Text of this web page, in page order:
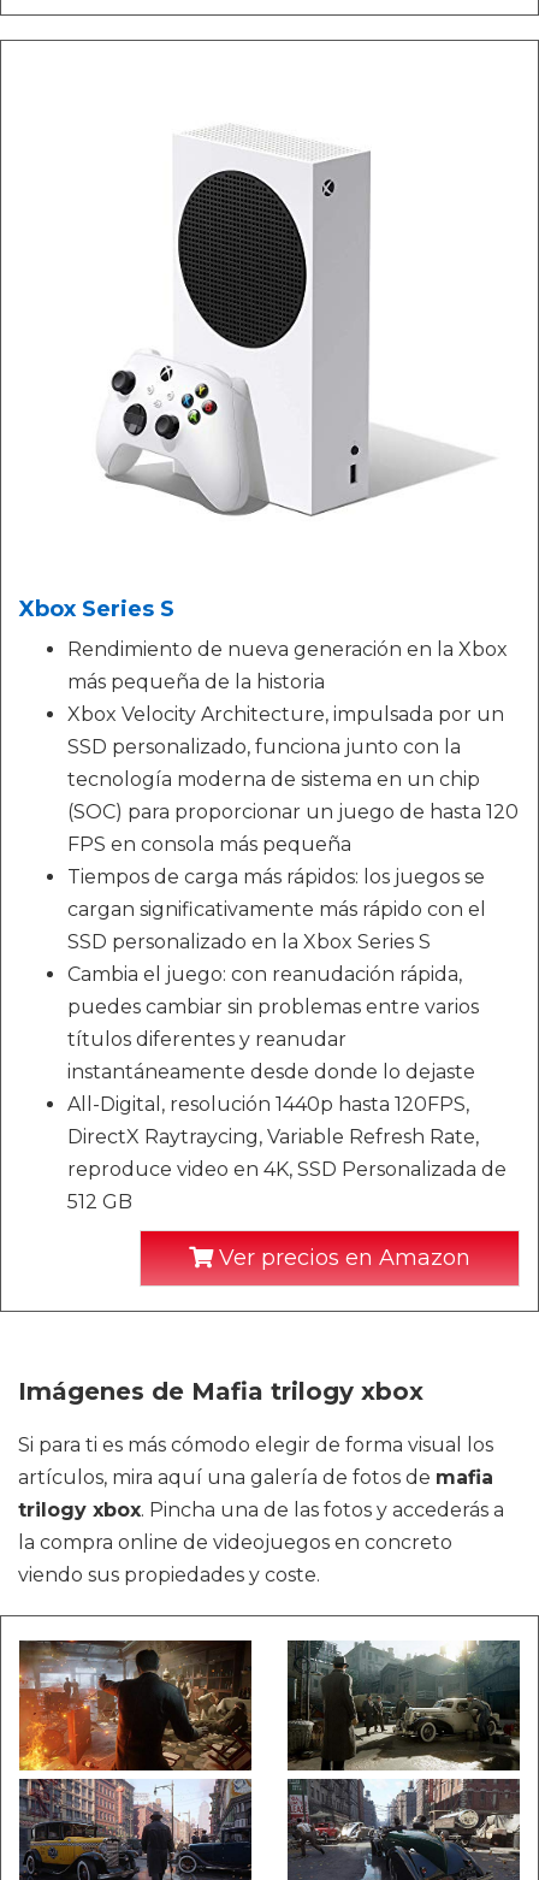
Xbox Series S
Rendimiento de nueva generación en la Xbox
más pequeña de la historia
Xbox Velocity Architecture, impulsada por un
SSD personalizado, funciona junto con la
tecnología moderna de sistema en un chip
(SOC) para proporcionar un juego de hasta 120
FPS en consola más pequeña
Tiempos de carga más rápidos: los juegos se
cargan significativamente más rápido con el
SSD personalizado en la Xbox Series S
Cambia el juego: con reanudación rápida,
puedes cambiar sin problemas entre varios
títulos diferentes y reanudar
instantáneamente desde donde lo dejaste
All-Digital, resolución 1440p hasta 120FPS,
DirectX Raytraycing, Variable Refresh Rate,
reproduce video en 4K, SSD Personalizada de
512 GB
Ver precios en Amazon
Imágenes de Mafia trilogy xbox
Si para ti es más cómodo elegir de forma visual los
artículos, mira aquí una galería de fotos de mafia
trilogy xbox. Pincha una de las fotos y accederás a
la compra online de videojuegos en concreto
viendo sus propiedades y coste.